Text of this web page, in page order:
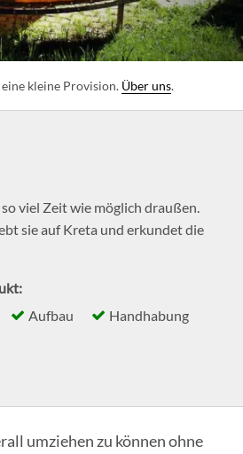
kleine Provision. Über uns.
viel Zeit wie möglich draußen.
sie auf Kreta und erkundet die
Aufbau
Handhabung
umziehen zu können ohne